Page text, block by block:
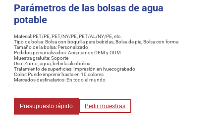
Parámetros de las bolsas de agua
potable
Material: PET/PE, PET/NY/PE, PET/AL/NY/PE, etc.
Tipo de bolsa: Bolsa con boquilla para bebidas, Bolsa de pie, Bolsa con forma
Tamaño de la bolsa: Personalizado
Pedidos personalizados: Aceptamos OEM y ODM
Muestra gratuita: Soporte
Uso: Zumo, agua, bebida alcohólica
Tratamiento de superficies: Impresión en huecograbado
Color: Puede imprimir hasta en 10 colores
Mercados destinatarios: En todo el mundo
Presupuesto rápido Pedir muestras